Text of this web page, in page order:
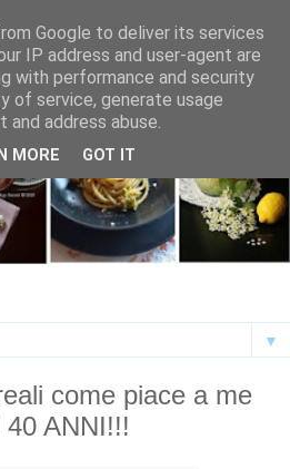
▼
come piace a me
ANNI!!!
Google to deliver its services
IP address and user-agent are
with performance and security
of service, generate usage
address abuse.
MORE GOT IT